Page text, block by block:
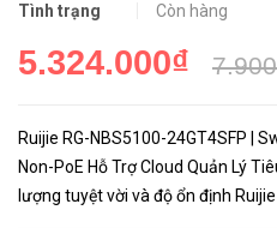
Tình trạng
Còn hàng
5.324.000₫
Ruijie RG-NBS5100-24GT4SFP |
Non-PoE Hỗ Trợ Cloud Quản Lý Tiêu chuẩn lựa chọn cao cho chất
lượng tuyệt vời và độ ổn định